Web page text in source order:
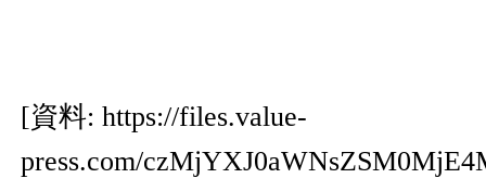
[資料: https://files.value-
press.com/